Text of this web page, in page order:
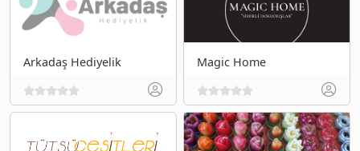
Arkadaş Hediyelik Magic Home